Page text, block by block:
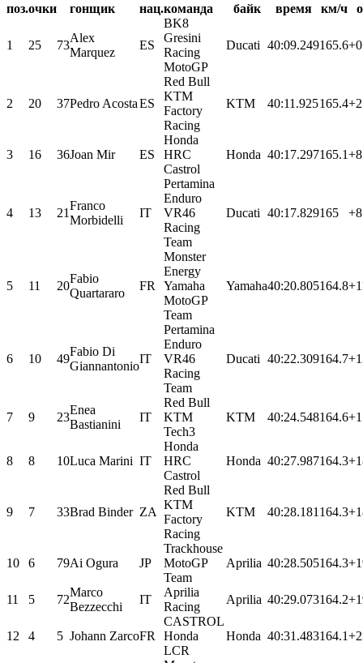
поз.очки гонщик нац.команда байк время км/ч
1 25 73
Alex
Marquez
ES
BK8
Gresini
Racing
MotoGP
Ducati 40:09.249165.6
2 20 37Pedro AcostaES
Red Bull
KTM
Factory
Racing
KTM 40:11.925165.4
3 16 36Joan Mir ES
Honda
HRC
Castrol
Honda 40:17.297165.1
4 13 21
Franco
Morbidelli
IT
Pertamina
Enduro
VR46
Racing
Team
Ducati 40:17.829165
5 11 20
Fabio
Quartararo
FR
Monster
Energy
Yamaha
MotoGP
Team
Yamaha40:20.805164.8
6 10 49
Fabio Di
Giannantonio
IT
Pertamina
Enduro
VR46
Racing
Team
Ducati 40:22.309164.7
7 9 23
Enea
Bastianini
IT
Red Bull
KTM
Tech3
KTM 40:24.548164.6
8 8 10Luca Marini IT
Honda
HRC
Castrol
Honda 40:27.987164.3
9 7 33Brad Binder ZA
Red Bull
KTM
Factory
Racing
KTM 40:28.181 164.3
10 6 79Ai Ogura JP
Trackhouse
MotoGP
Team
Aprilia 40:28.505164.3
11 5 72
Marco
Bezzecchi
IT
Aprilia
Racing
Aprilia 40:29.073164.2
12 4 5 Johann ZarcoFR
CASTROL
Honda
LCR
Honda 40:31.483164.1